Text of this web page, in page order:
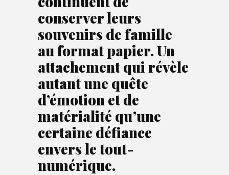
conserver leurs
souvenirs de famille
au format papier. Un
attachement qui révèle
autant une quête
d’émotion et de
matérialité qu’une
certaine défiance
envers le tout-
numérique.